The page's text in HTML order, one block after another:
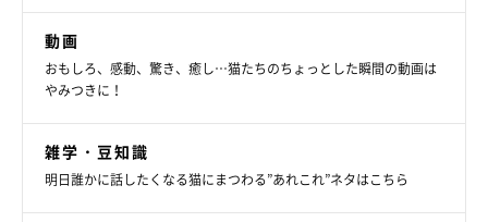
動画
おもしろ、感動、驚き、癒し…猫たちのちょっとした瞬間の動画は
やみつきに！
雑学・豆知識
明日誰かに話したくなる猫にまつわる”あれこれ”ネタはこちら